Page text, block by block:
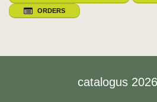
ORDERS
catalogus